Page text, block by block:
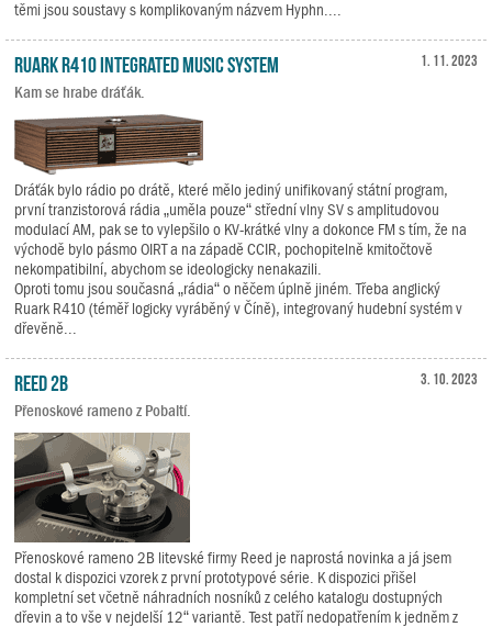
těmi jsou soustavy s komplikovaným názvem Hyphn....
1. 11. 2023
Ruark R410 Integrated Music System
Kam se hrabe dráťák.
Dráťák bylo rádio po drátě, které mělo jediný unifikovaný státní program,
první tranzistorová rádia „uměla pouze“ střední vlny SV s amplitudovou
modulací AM, pak se to vylepšilo o KV-krátké vlny a dokonce FM s tím, že na
východě bylo pásmo OIRT a na západě CCIR, pochopitelně kmitočtově
nekompatibilní, abychom se ideologicky nenakazili.
Oproti tomu jsou současná „rádia“ o něčem úplně jiném. Třeba anglický
Ruark R410 (téměř logicky vyráběný v Číně), integrovaný hudební systém v
dřevěně...
3. 10. 2023
Reed 2B
Přenoskové rameno z Pobaltí.
Přenoskové rameno 2B litevské firmy Reed je naprostá novinka a já jsem
dostal k dispozici vzorek z první prototypové série. K dispozici přišel
kompletní set včetně náhradních nosníků z celého katalogu dostupných
dřevin a to vše v nejdelší 12“ variantě. Test patří nedopatřením k jedněm z